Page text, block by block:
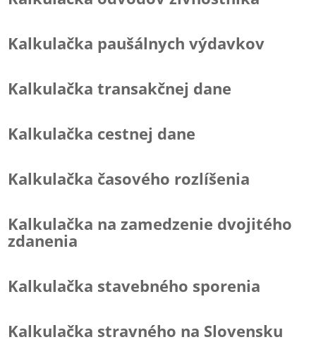
Kalkulačka paušálnych výdavkov
Kalkulačka transakčnej dane
Kalkulačka cestnej dane
Kalkulačka časového rozlíšenia
Kalkulačka na zamedzenie dvojitého
zdanenia
Kalkulačka stavebného sporenia
Kalkulačka stravného na Slovensku